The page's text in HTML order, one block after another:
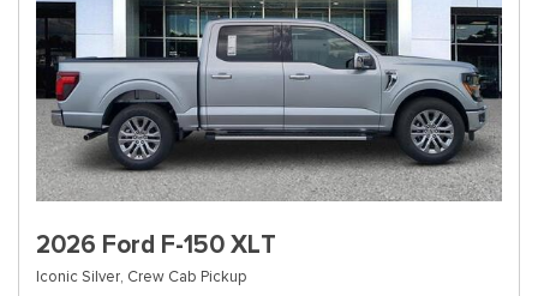
2026 Ford F-150 XLT
Iconic Silver, Crew Cab Pickup